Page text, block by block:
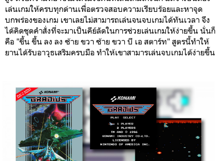
เล่นเกมให้ครบทุกด่านเพื่อตรวจสอบความเรียบร้อยและหาจุด
บกพร่องของเกม เขาเลยไม่สามารถเล่นจนจบเกมได้ทันเวลา จึง
ได้คิดชุดคำสั่งที่จะมาเป็นคีย์ลัดในการช่วยเล่นเกมให้ง่ายขึ้น นั่นก็
คือ "ขึ้น ขึ้น ลง ลง ซ้าย ขวา ซ้าย ขวา บี เอ สตาร์ท" สูตรนี้ทำให้
ยานได้รับอาวุธเสริมครบมือ ทำให้เขาสามารเล่นจบเกมได้ง่ายขึ้น